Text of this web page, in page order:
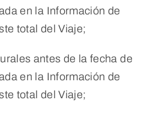
en la Información de
total del Viaje;
antes de la fecha de
en la Información de
total del Viaje;